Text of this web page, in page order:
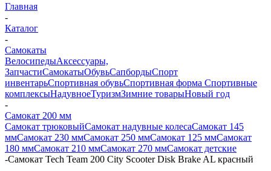
Главная
-
Каталог
-
Самокаты
ВелосипедыАксессуары,
ЗапчастиСамокатыОбувьСапбордыСпорт
инвентарьСпортивная обувьСпортивная форма Спортивные
комплексыНадувноеТуризмЗимние товарыНовый год
-
Самокат 200 мм
Самокат трюковыйСамокат надувные колесаСамокат 145
ммСамокат 230 ммСамокат 250 ммСамокат 125 ммСамокат
180 ммСамокат 210 ммСамокат 270 ммСамокат детские
-Самокат Tech Team 200 City Scooter Disk Brake AL красный